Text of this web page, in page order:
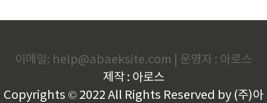
이메일: help@abaeksite.com | 운영자 : 아로스
제작 : 아로스
Copyrights © 2022 All Rights Reserved by (주)아